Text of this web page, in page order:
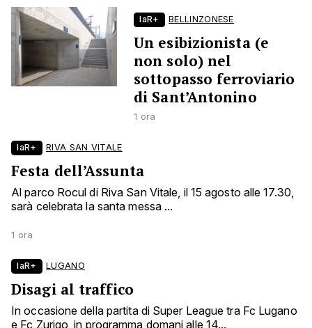
laR+ BELLINZONESE
Un esibizionista (e
non solo) nel
sottopasso ferroviario
di Sant’Antonino
1 ora
laR+ RIVA SAN VITALE
Festa dell’Assunta
Al parco Rocul di Riva San Vitale, il 15 agosto alle 17.30,
sarà celebrata la santa messa ...
1 ora
laR+ LUGANO
Disagi al traffico
In occasione della partita di Super League tra Fc Lugano
e Fc Zurigo, in programma domani alle 14...